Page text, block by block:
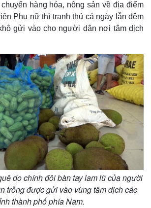
Multimedia
Video
Ảnh
E-Magazine
Infographic
hàng hóa, nông sản về địa điểm
Phụ nữ thì tranh thủ cả ngày lẫn đêm
gửi vào cho người dân nơi tâm dịch
do chính đôi bàn tay lam lũ của người
trồng được gửi vào vùng tâm dịch các
thành phố phía Nam.